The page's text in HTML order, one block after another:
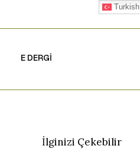
E DERGİ
İlginizi Çekebilir
Turkish